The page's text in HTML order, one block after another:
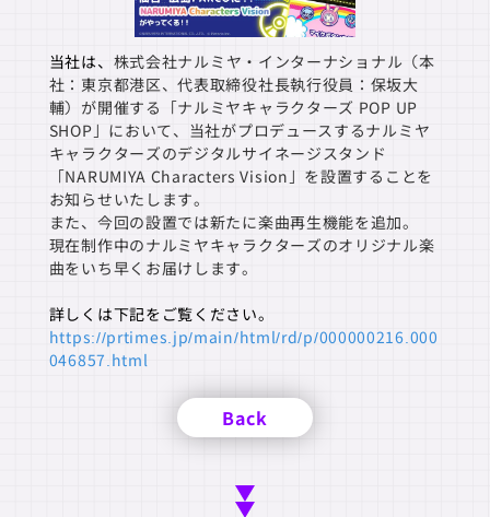
当社は、 株式会社ナルミヤ・インターナショナル（本
社：東京都港区、代表取締役社長執行役員：保坂大
輔）が開催する「ナルミヤキャラクターズ POP UP
SHOP」において、当社がプロデュースするナルミヤ
キャラクターズのデジタルサイネージスタンド
「NARUMIYA Characters Vision」を設置することを
お知らせいたします。
また、今回の設置では新たに楽曲再生機能を追加。
現在制作中のナルミヤキャラクターズのオリジナル楽
曲をいち早くお届けします。
詳しくは下記をご覧ください。
https://prtimes.jp/main/html/rd/p/000000216.000
046857.html
Back